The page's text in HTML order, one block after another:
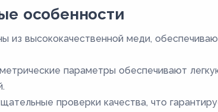
особенности
из высококачественной меди,
параметры обеспечивают
проверки качества, что